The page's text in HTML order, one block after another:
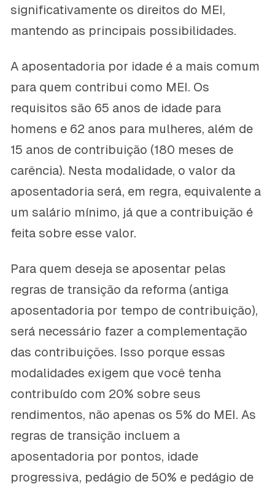
significativamente os direitos do MEI,
mantendo as principais possibilidades.
A aposentadoria por idade é a mais comum
para quem contribui como MEI. Os
requisitos são 65 anos de idade para
homens e 62 anos para mulheres, além de
15 anos de contribuição (180 meses de
carência). Nesta modalidade, o valor da
aposentadoria será, em regra, equivalente a
um salário mínimo, já que a contribuição é
feita sobre esse valor.
Para quem deseja se aposentar pelas
regras de transição da reforma (antiga
aposentadoria por tempo de contribuição),
será necessário fazer a complementação
das contribuições. Isso porque essas
modalidades exigem que você tenha
contribuído com 20% sobre seus
rendimentos, não apenas os 5% do MEI. As
regras de transição incluem a
aposentadoria por pontos, idade
progressiva, pedágio de 50% e pedágio de